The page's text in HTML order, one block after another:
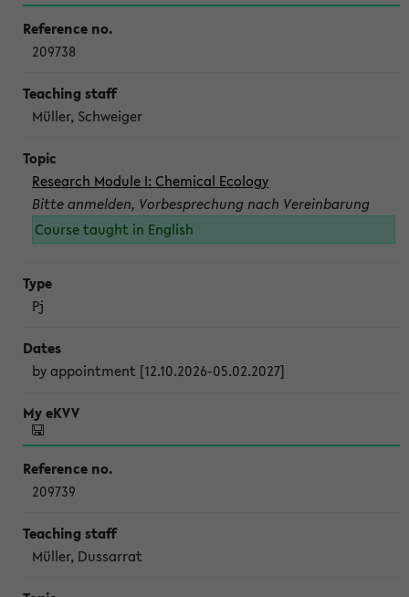
209738
Müller, Schweiger
Research Module I: Chemical Ecology
Bitte anmelden, Vorbesprechung nach Vereinbarung
Course taught in English
Pj
by appointment [12.10.2026-05.02.2027]
209739
Müller, Dussarrat